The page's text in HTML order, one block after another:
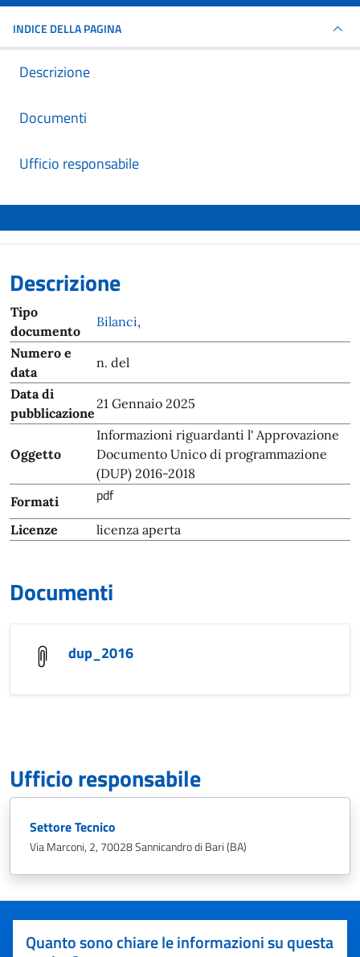
INDICE DELLA PAGINA
Descrizione
Documenti
Ufficio responsabile
Descrizione
Tipo
documento
Bilanci,
Numero e
data
n. del
Data di
pubblicazione
21 Gennaio 2025
Oggetto
Informazioni riguardanti l' Approvazione
Documento Unico di programmazione
(DUP) 2016-2018
Formati
pdf
Licenze licenza aperta
Documenti
dup_2016
Ufficio responsabile
Settore Tecnico
Via Marconi, 2, 70028 Sannicandro di Bari (BA)
Quanto sono chiare le informazioni su questa